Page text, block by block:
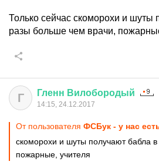
Только сейчас скоморохи и шуты
разы больше чем врачи,
Г Гленн Вилобородый
14:15, 24.12.2017
От пользователя ФСБук - у нас
скоморохи и шуты получают бабла
пожарные, учителя